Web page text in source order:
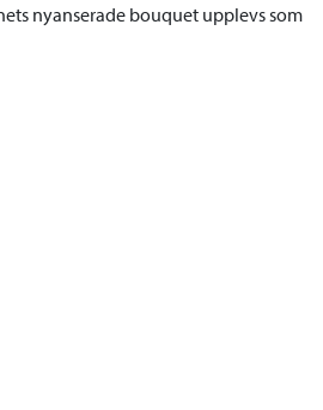
nyanserade bouquet upplevs som